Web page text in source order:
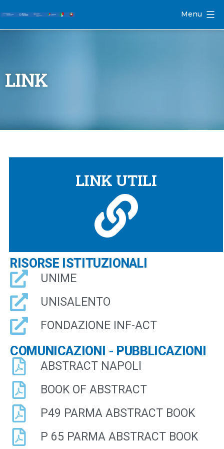
Menu
LINK
LINK UTILI
RISORSE ISTITUZIONALI
UNIME
UNISALENTO
FONDAZIONE INF-ACT
COMUNICAZIONI - PUBBLICAZIONI
ABSTRACT NAPOLI
BOOK OF ABSTRACT
P49 PARMA ABSTRACT BOOK
P 65 PARMA ABSTRACT BOOK